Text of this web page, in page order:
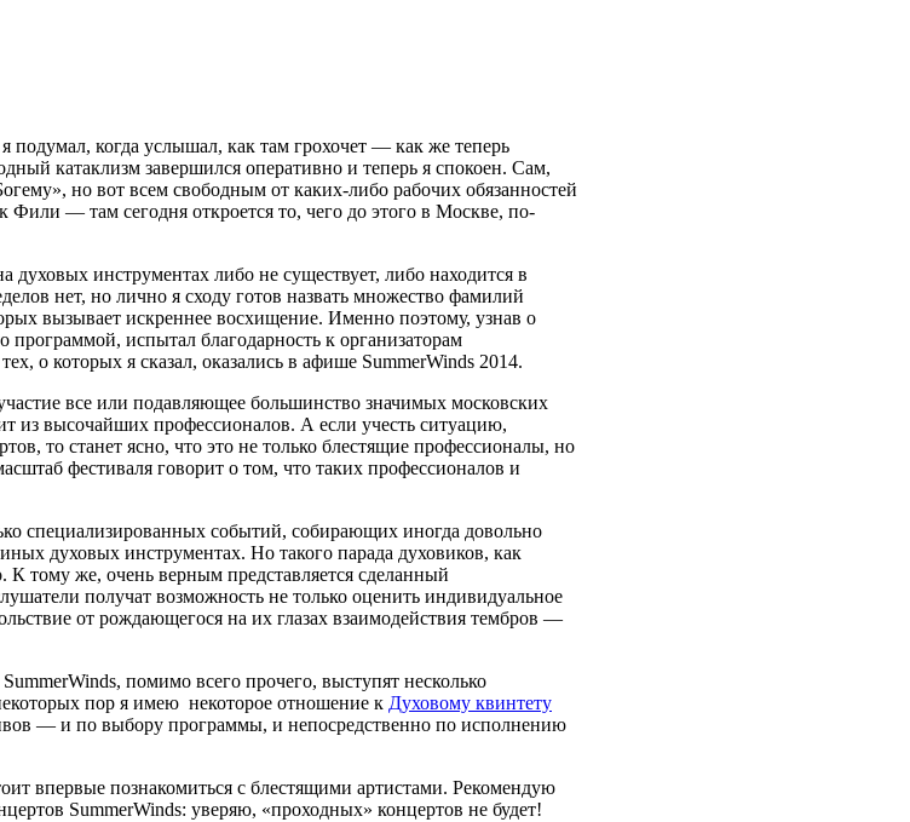
подумал, когда услышал, как там грохочет — как же теперь
катаклизм завершился оперативно и теперь я спокоен. Сам,
но вот всем свободным от каких-либо рабочих обязанностей
Фили — там сегодня откроется то, чего до этого в Москве, по-
инструментах либо не существует, либо находится в
нет, но лично я сходу готов назвать множество фамилий
вызывает искреннее восхищение. Именно поэтому, узнав о
программой, испытал благодарность к организаторам
о которых я сказал, оказались в афише SummerWinds 2014.
все или подавляющее большинство значимых московских
из высочайших профессионалов. А если учесть ситуацию,
то станет ясно, что это не только блестящие профессионалы, но
фестиваля говорит о том, что таких профессионалов и
специализированных событий, собирающих иногда довольно
духовых инструментах. Но такого парада духовиков, как
К тому же, очень верным представляется сделанный
получат возможность не только оценить индивидуальное
от рождающегося на их глазах взаимодействия тембров —
помимо всего прочего, выступят несколько
пор я имею некоторое отношение к Духовому квинтету
— и по выбору программы, и непосредственно по исполнению
впервые познакомиться с блестящими артистами. Рекомендую
SummerWinds: уверяю, «проходных» концертов не будет!